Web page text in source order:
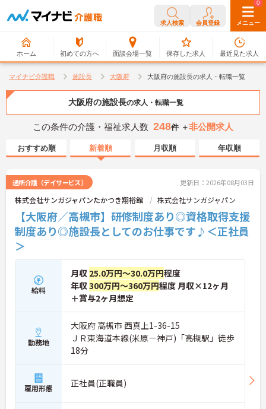
求人検索 会員登録 メニュー
ホーム 初めての方へ 面談会場一覧
0
保存した求人
0
最近見た求人
マイナビ介護職 施設長 大阪府 大阪府の施設長の求人・転職一覧
大阪府の施設長の求人・転職一覧
この条件の介護・福祉求人数 248件 ＋非公開求人
おすすめ順 新着順 月収順 年収順
通所介護（デイサービス） 更新日：2026年08月03日
株式会社サンガジャパンたかつき翔裕館 株式会社サンガジャパン
【大阪府／高槻市】研修制度あり◎資格取得支援
制度あり◎施設長としてのお仕事です♪＜正社員
＞
給料
月収 25.0万円～30.0万円程度
年収300万円～360万円程度 月収×12ヶ月
＋賞与2ヶ月想定
勤務地
大阪府 高槻市 西真上1-36-15
ＪＲ東海道本線(米原－神戸)「高槻駅」徒歩
18分
雇用形態 正社員(正職員)